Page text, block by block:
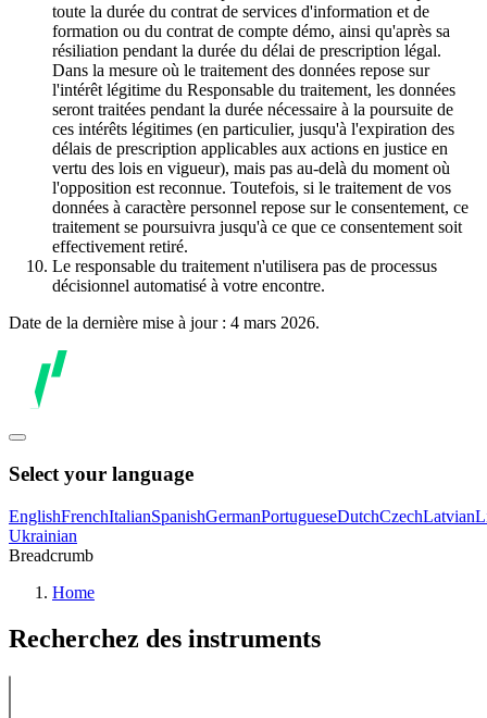
toute la durée du contrat de services d'information et de
formation ou du contrat de compte démo, ainsi qu'après sa
résiliation pendant la durée du délai de prescription légal.
Dans la mesure où le traitement des données repose sur
l'intérêt légitime du Responsable du traitement, les données
seront traitées pendant la durée nécessaire à la poursuite de
ces intérêts légitimes (en particulier, jusqu'à l'expiration des
délais de prescription applicables aux actions en justice en
vertu des lois en vigueur), mais pas au-delà du moment où
l'opposition est reconnue. Toutefois, si le traitement de vos
données à caractère personnel repose sur le consentement, ce
traitement se poursuivra jusqu'à ce que ce consentement soit
effectivement retiré.
Le responsable du traitement n'utilisera pas de processus
décisionnel automatisé à votre encontre.
Date de la dernière mise à jour : 4 mars 2026.
Select your language
EnglishFrenchItalianSpanishGermanPortugueseDutchCzechLatvian
Ukrainian
Breadcrumb
Home
Recherchez des instruments